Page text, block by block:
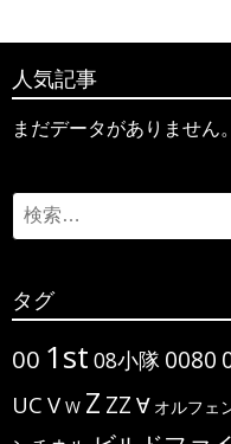
人気記事
まだデータがありません。
Search
for:
タグ
00 1st 08小隊 0080
UC V W Z ΖΖ ∀ オルフェ